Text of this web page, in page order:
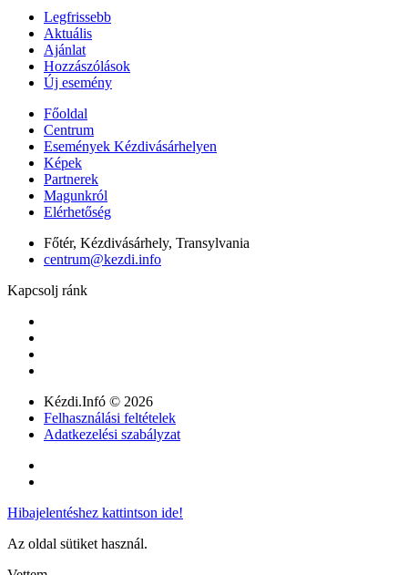
Legfrissebb
Aktuális
Ajánlat
Hozzászólások
Új esemény
Főoldal
Centrum
Események Kézdivásárhelyen
Képek
Partnerek
Magunkról
Elérhetőség
Főtér, Kézdivásárhely, Transylvania
centrum@kezdi.info
Kapcsolj ránk
Kézdi.Infó © 2026
Felhasználási feltételek
Adatkezelési szabályzat
Hibajelentéshez kattintson ide!
Az oldal sütiket használ.